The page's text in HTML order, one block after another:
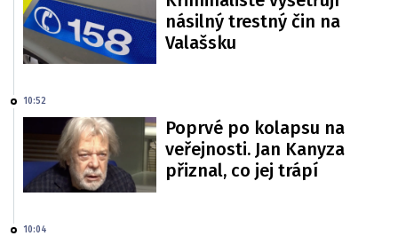
násilný trestný čin na
Valašsku
10:52
Poprvé po kolapsu na
veřejnosti. Jan Kanyza
přiznal, co jej trápí
10:04